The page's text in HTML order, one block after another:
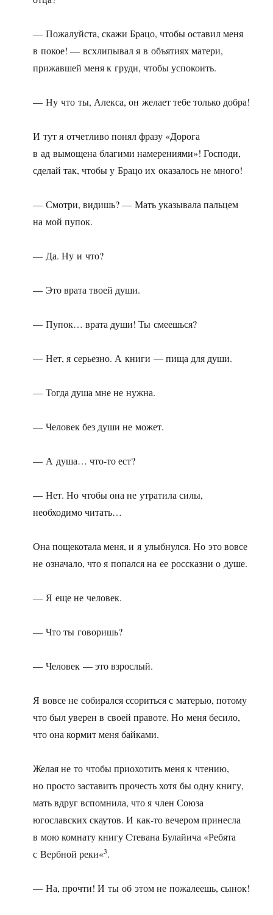
— Пожалуйста, скажи Брацо, чтобы оставил меня
в покое! — всхлипывал я в объятиях матери,
прижавшей меня к груди, чтобы успокоить.
— Ну что ты, Алекса, он желает тебе только добра!
И тут я отчетливо понял фразу «Дорога
в ад вымощена благими намерениями»! Господи,
сделай так, чтобы у Брацо их оказалось не много!
— Смотри, видишь? — Мать указывала пальцем
на мой пупок.
— Да. Ну и что?
— Это врата твоей души.
— Пупок… врата души! Ты смеешься?
— Нет, я серьезно. А книги — пища для души.
— Тогда душа мне не нужна.
— Человек без души не может.
— А душа… что-то ест?
— Нет. Но чтобы она не утратила силы,
необходимо читать…
Она пощекотала меня, и я улыбнулся. Но это вовсе
не означало, что я попался на ее россказни о душе.
— Я еще не человек.
— Что ты говоришь?
— Человек — это взрослый.
Я вовсе не собирался ссориться с матерью, потому
что был уверен в своей правоте. Но меня бесило,
что она кормит меня байками.
Желая не то чтобы приохотить меня к чтению,
но просто заставить прочесть хотя бы одну книгу,
мать вдруг вспомнила, что я член Союза
югославских скаутов. И как-то вечером принесла
в мою комнату книгу Стевана Булайича «Ребята
с Вербной реки«3.
— На, прочти! И ты об этом не пожалеешь, сынок!